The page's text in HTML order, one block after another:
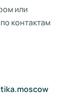
или
контактам